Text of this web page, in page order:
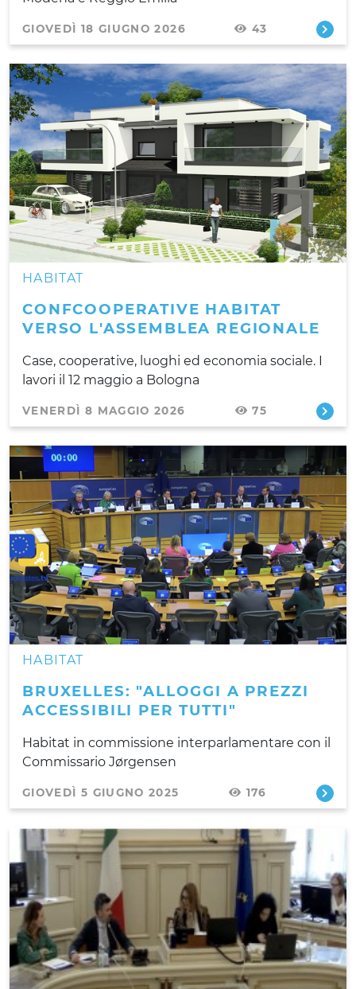
GIOVEDÌ 18 GIUGNO 2026 43
HABITAT
CONFCOOPERATIVE HABITAT
VERSO L'ASSEMBLEA REGIONALE
Case, cooperative, luoghi ed economia sociale. I
lavori il 12 maggio a Bologna
VENERDÌ 8 MAGGIO 2026 75
HABITAT
BRUXELLES: "ALLOGGI A PREZZI
ACCESSIBILI PER TUTTI"
Habitat in commissione interparlamentare con il
Commissario Jørgensen
GIOVEDÌ 5 GIUGNO 2025 176